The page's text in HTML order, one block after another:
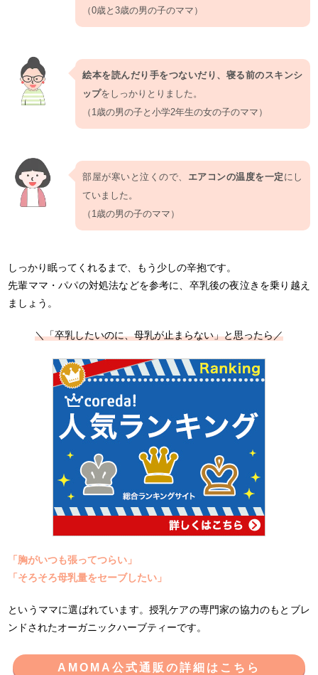
（0歳と3歳の男の子のママ）
絵本を読んだり手をつないだり、寝る前のスキンシ
ップをしっかりとりました。
（1歳の男の子と小学2年生の女の子のママ）
部屋が寒いと泣くので、 エアコンの温度を一定 にし
ていました。
（1歳の男の子のママ）
しっかり眠ってくれるまで、もう少しの辛抱です。
先輩ママ・パパの対処法などを参考に、卒乳後の夜泣きを乗り越え
ましょう。
＼「卒乳したいのに、母乳が止まらない」と思ったら／
「胸がいつも張ってつらい」
「そろそろ母乳量をセーブしたい」
というママに選ばれています。授乳ケアの専門家の協力のもとブレ
ンドされたオーガニックハーブティーです。
AMOMA公式通販の詳細はこちら